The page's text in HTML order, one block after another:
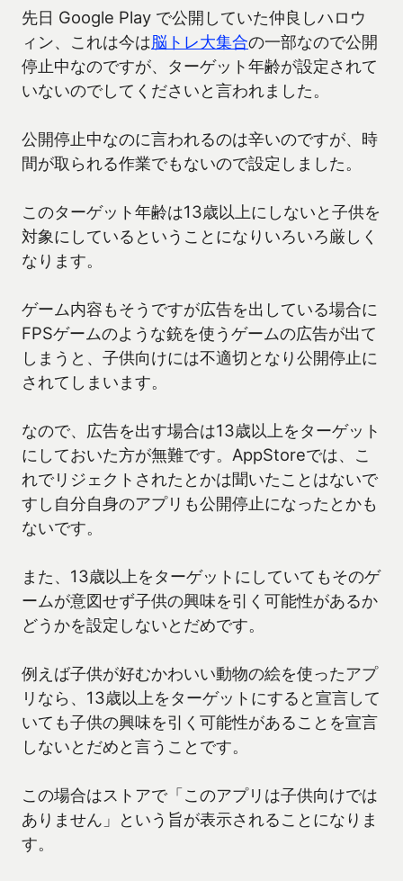
先日 Google Play で公開していた仲良しハロウ
ィン、これは今は脳トレ大集合の一部なので公開
停止中なのですが、ターゲット年齢が設定されて
いないのでしてくださいと言われました。
公開停止中なのに言われるのは辛いのですが、時
間が取られる作業でもないので設定しました。
このターゲット年齢は13歳以上にしないと子供を
対象にしているということになりいろいろ厳しく
なります。
ゲーム内容もそうですが広告を出している場合に
FPSゲームのような銃を使うゲームの広告が出て
しまうと、子供向けには不適切となり公開停止に
されてしまいます。
なので、広告を出す場合は13歳以上をターゲット
にしておいた方が無難です。AppStoreでは、こ
れでリジェクトされたとかは聞いたことはないで
すし自分自身のアプリも公開停止になったとかも
ないです。
また、13歳以上をターゲットにしていてもそのゲ
ームが意図せず子供の興味を引く可能性があるか
どうかを設定しないとだめです。
例えば子供が好むかわいい動物の絵を使ったアプ
リなら、13歳以上をターゲットにすると宣言して
いても子供の興味を引く可能性があることを宣言
しないとだめと言うことです。
この場合はストアで「このアプリは子供向けでは
ありません」という旨が表示されることになりま
す。